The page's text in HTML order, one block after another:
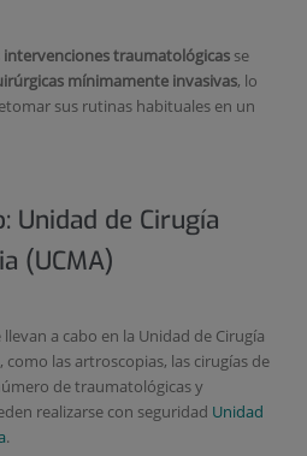
intervenciones traumatológicasse
mínimamente invasivas, lo
sus rutinas habituales en un
Unidad de Cirugía
(UCMA)
a cabo en la Unidad de Cirugía
las artroscopias, las cirugías de
de traumatológicas y
realizarse con seguridad Unidad
.